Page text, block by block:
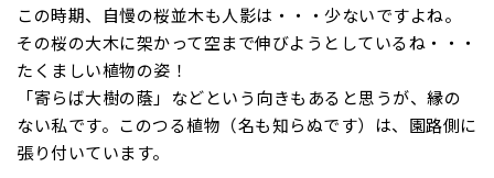
この時期、自慢の桜並木も人影は・・・少ないですよね。
その桜の大木に架かって空まで伸びようとしているね・・・
たくましい植物の姿！
「寄らば大樹の蔭」などという向きもあると思うが、縁の
ない私です。このつる植物（名も知らぬです）は、園路側に
張り付いています。